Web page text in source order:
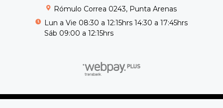
Rómulo Correa 0243, Punta Arenas
Lun a Vie 08:30 a 12:15hrs 14:30 a 17:45hrs
Sáb 09:00 a 12:15hrs
Teslak © 2026